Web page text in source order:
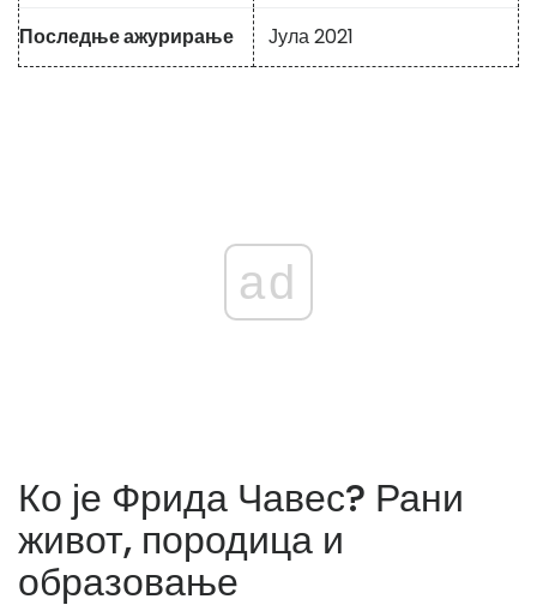
Последње ажурирање Јула 2021
ad
Ко је Фрида Чавес? Рани
живот, породица и
образовање